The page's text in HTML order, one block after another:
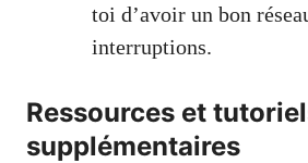
toi d’avoir un bon
interruptions.
Ressources et
supplémentaires